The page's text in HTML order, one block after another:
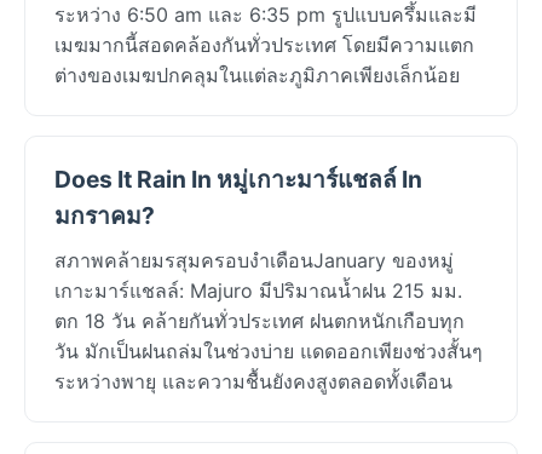
ระหว่าง 6:50 am และ 6:35 pm รูปแบบครึ้มและมี
เมฆมากนี้สอดคล้องกันทั่วประเทศ โดยมีความแตก
ต่างของเมฆปกคลุมในแต่ละภูมิภาคเพียงเล็กน้อย
Does It Rain In หมู่เกาะมาร์แชลล์ In
มกราคม?
สภาพคล้ายมรสุมครอบงำเดือนJanuary ของหมู่
เกาะมาร์แชลล์: Majuro มีปริมาณน้ำฝน 215 มม.
ตก 18 วัน คล้ายกันทั่วประเทศ ฝนตกหนักเกือบทุก
วัน มักเป็นฝนถล่มในช่วงบ่าย แดดออกเพียงช่วงสั้นๆ
ระหว่างพายุ และความชื้นยังคงสูงตลอดทั้งเดือน